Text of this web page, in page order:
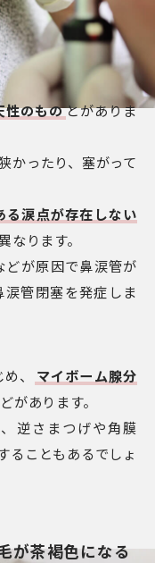
性のものとがありま
かったり、塞がって
る涙点が存在しない
なります。
が原因で鼻涙管が
管閉塞を発症しま
、
マイボーム腺分
があります。
逆さまつげや角膜
ることもあるでしょ
が茶褐色になる